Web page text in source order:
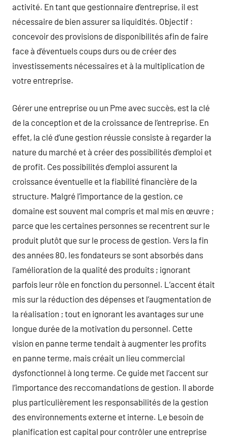
activité. En tant que gestionnaire d’entreprise, il est
nécessaire de bien assurer sa liquidités. Objectif :
concevoir des provisions de disponibilités afin de faire
face à d’éventuels coups durs ou de créer des
investissements nécessaires et à la multiplication de
votre entreprise.
Gérer une entreprise ou un Pme avec succès, est la clé
de la conception et de la croissance de l’entreprise. En
effet, la clé d’une gestion réussie consiste à regarder la
nature du marché et à créer des possibilités d’emploi et
de profit. Ces possibilités d’emploi assurent la
croissance éventuelle et la fiabilité financière de la
structure. Malgré l’importance de la gestion, ce
domaine est souvent mal compris et mal mis en œuvre ;
parce que les certaines personnes se recentrent sur le
produit plutôt que sur le process de gestion. Vers la fin
des années 80, les fondateurs se sont absorbés dans
l’amélioration de la qualité des produits ; ignorant
parfois leur rôle en fonction du personnel. L’accent était
mis sur la réduction des dépenses et l’augmentation de
la réalisation ; tout en ignorant les avantages sur une
longue durée de la motivation du personnel. Cette
vision en panne terme tendait à augmenter les profits
en panne terme, mais créait un lieu commercial
dysfonctionnel à long terme. Ce guide met l’accent sur
l’importance des reccomandations de gestion. Il aborde
plus particulièrement les responsabilités de la gestion
des environnements externe et interne. Le besoin de
planification est capital pour contrôler une entreprise